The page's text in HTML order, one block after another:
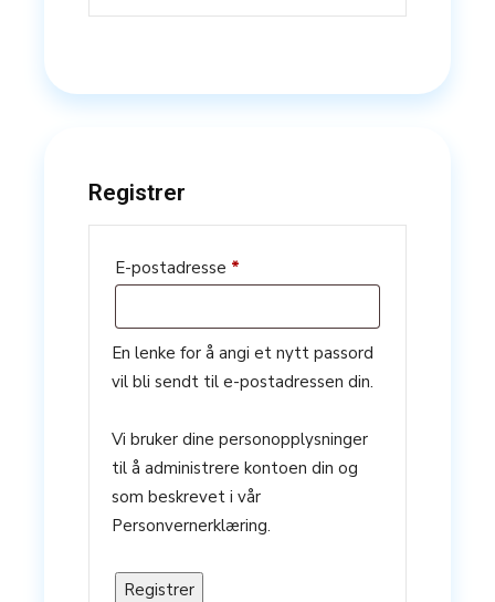
Registrer
E-postadresse *
En lenke for å angi et nytt passord
vil bli sendt til e-postadressen din.
Vi bruker dine personopplysninger
til å administrere kontoen din og
som beskrevet i vår
Personvernerklæring.
Registrer